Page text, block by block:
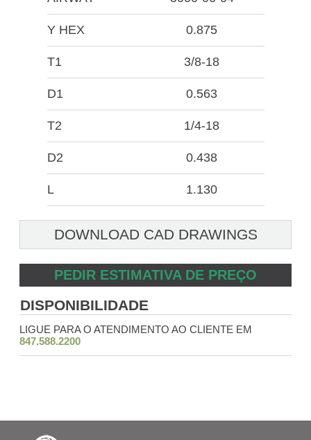
Y HEX 0.875
T1 3/8-18
D1 0.563
T2 1/4-18
D2 0.438
L 1.130
DOWNLOAD CAD DRAWINGS
PEDIR ESTIMATIVA DE PREÇO
DISPONIBILIDADE
LIGUE PARA O ATENDIMENTO AO CLIENTE EM
847.588.2200